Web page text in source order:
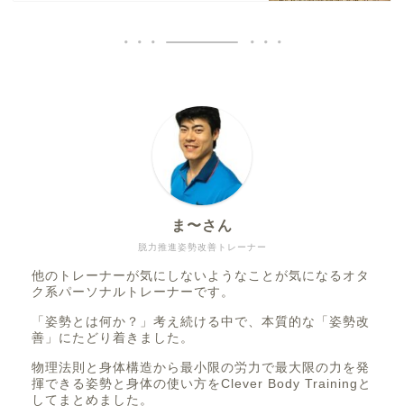
脱力推進姿勢改善トレーナー
ま〜さん
他のトレーナーが気にしないようなことが気になるオタ
ク系パーソナルトレーナーです。
「姿勢とは何か？」考え続ける中で、本質的な「姿勢改
善」にたどり着きました。
物理法則と身体構造から最小限の労力で最大限の力を発
揮できる姿勢と身体の使い方をClever Body Trainingと
してまとめました。